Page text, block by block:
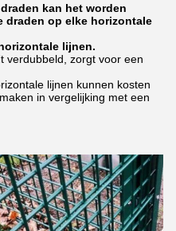
kan het worden
draden op elke horizontale
lijnen.
verdubbeld, zorgt voor een
lijnen kunnen kosten
in vergelijking met een